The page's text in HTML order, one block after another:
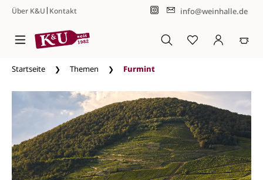
Zum Hauptinhalt springen
Über K&U| Kontakt info@weinhalle.de
Startseite Themen Furmint